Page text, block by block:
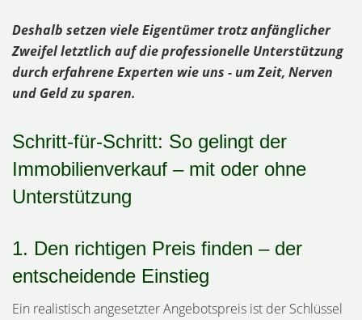
Deshalb setzen viele Eigentümer trotz anfänglicher
Zweifel letztlich auf die professionelle Unterstützung
durch erfahrene Experten wie uns - um Zeit, Nerven
und Geld zu sparen.
Schritt-für-Schritt: So gelingt der
Immobilienverkauf – mit oder ohne
Unterstützung
1. Den richtigen Preis finden – der
entscheidende Einstieg
Ein realistisch angesetzter Angebotspreis ist der Schlüssel